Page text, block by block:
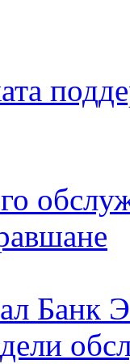
Банк